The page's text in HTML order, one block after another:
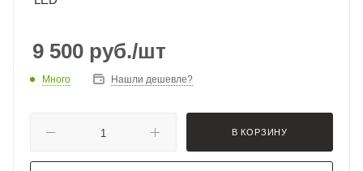
9 500 руб./шт
Много Нашли дешевле?
В КОРЗИНУ